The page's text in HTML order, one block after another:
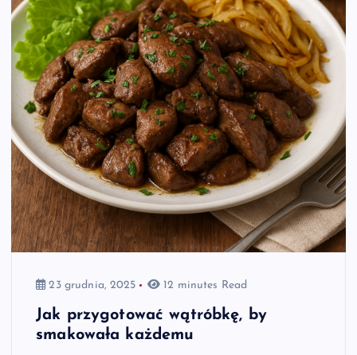
23 grudnia, 2025 12 minutes Read
Jak przygotować wątróbkę, by
smakowała każdemu